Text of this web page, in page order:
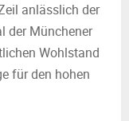
anlässlich der
der Münchener
Wohlstand
für den hohen